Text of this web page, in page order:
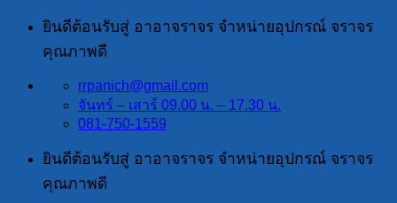
ข้าม
เนื้อหา
ยินดีต้อนรับสู่ อาอาจราจร จำหน่ายอุปกรณ์ จราจร
คุณภาพดี
rrpanich@gmail.com
จันทร์ – เสาร์ 09.00 น. – 17.30 น.
081-750-1559
ยินดีต้อนรับสู่ อาอาจราจร จำหน่ายอุปกรณ์ จราจร
คุณภาพดี